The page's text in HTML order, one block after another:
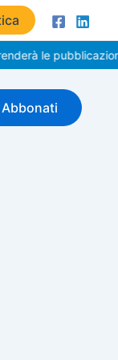
le pubblicazioni
Abbonati